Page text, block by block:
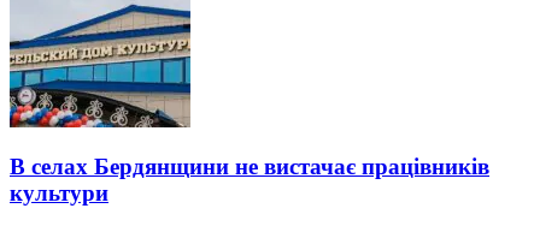
В селах Бердянщини не вистачає працівників
культури